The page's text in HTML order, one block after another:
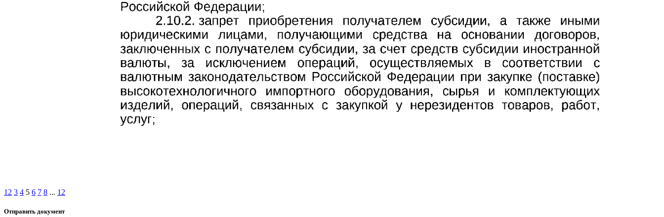
1 2 3 4 5 6 7 8 ... 12
Отправить документ